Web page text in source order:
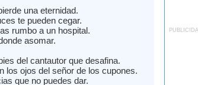
una eternidad.
te pueden cegar.
rumbo a un hospital.
asomar.
del cantautor que desafina.
los ojos del señor de los cupones.
que no puedes dar.